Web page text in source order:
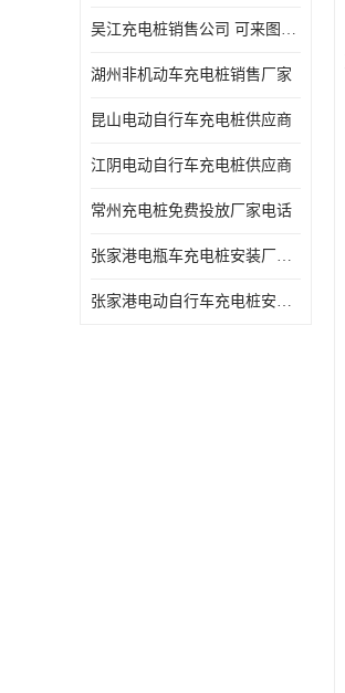
吴江充电桩销售公司 可来图定制
湖州非机动车充电桩销售厂家
昆山电动自行车充电桩供应商
江阴电动自行车充电桩供应商
常州充电桩免费投放厂家电话
张家港电瓶车充电桩安装厂家电话
张家港电动自行车充电桩安装供货商